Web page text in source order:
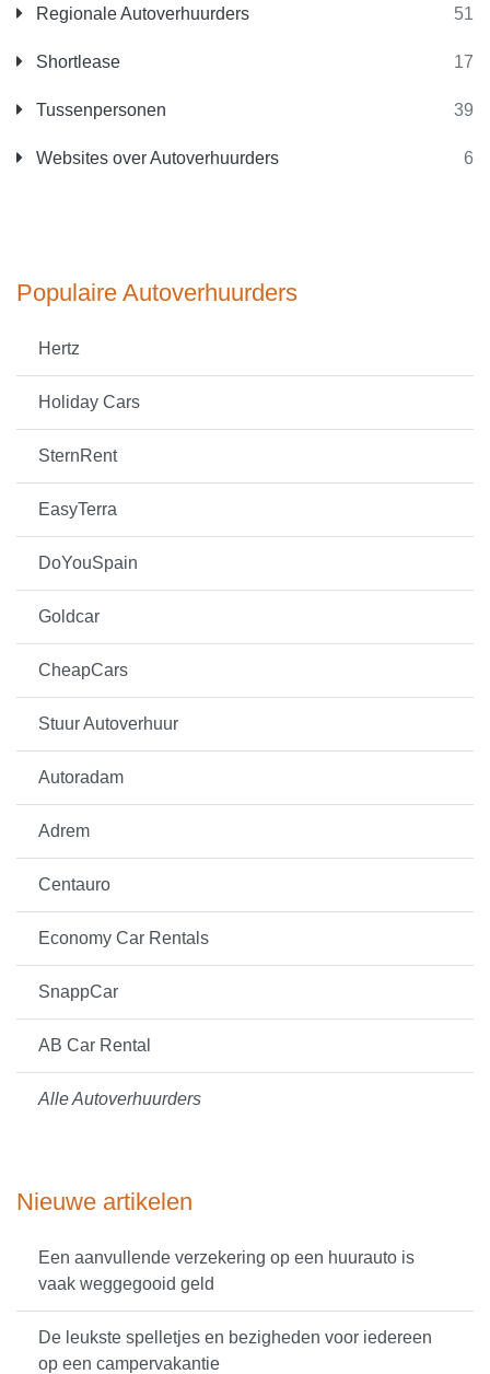
Regionale Autoverhuurders 51
Shortlease 17
Tussenpersonen 39
Websites over Autoverhuurders 6
Populaire Autoverhuurders
Hertz
Holiday Cars
SternRent
EasyTerra
DoYouSpain
Goldcar
CheapCars
Stuur Autoverhuur
Autoradam
Adrem
Centauro
Economy Car Rentals
SnappCar
AB Car Rental
Alle Autoverhuurders
Nieuwe artikelen
Een aanvullende verzekering op een huurauto is
vaak weggegooid geld
De leukste spelletjes en bezigheden voor iedereen
op een campervakantie